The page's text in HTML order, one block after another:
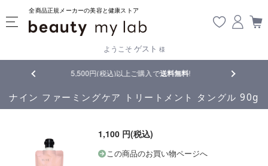
全商品正規メーカーの美容と健康ストア
ようこそ ゲスト 様
5,500円(税込)以上ご購入で送料無料! 【重要】熊本地震の影響に
ナイン ファーミングケア トリートメント タングル 90g
1,100 円(税込)
この商品のお買い物ページへ